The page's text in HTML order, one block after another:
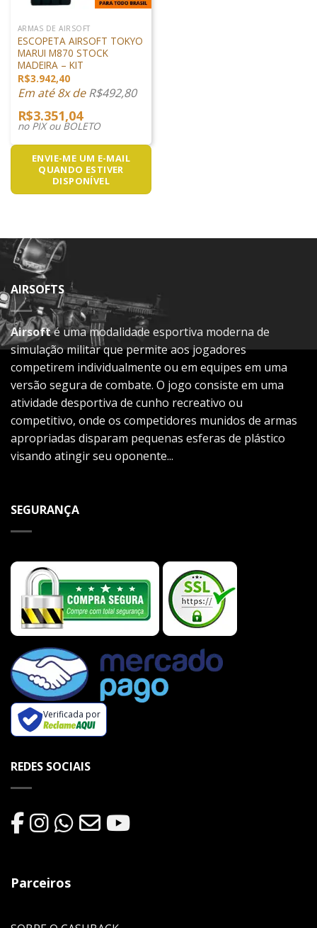
ARMAS DE AIRSOFT
ESCOPETA AIRSOFT TOKYO
MARUI M870 STOCK
MADEIRA – KIT
R$3.942,40
Em até 8x deR$492,80
R$3.351,04
no PIX ou BOLETO
ENVIE-ME UM E-MAIL
QUANDO ESTIVER
DISPONÍVEL
AIRSOFTS
Airsofté uma modalidade esportiva moderna de
simulação militar que permite aos jogadores
competirem individualmente ou em equipes em uma
versão segura de combate. O jogo consiste em uma
atividade desportiva de cunho recreativo ou
competitivo, onde os competidores munidos de armas
apropriadas disparam pequenas esferas de plástico
visando atingir seu oponente...
SEGURANÇA
Verificada por
REDES SOCIAIS
Parceiros